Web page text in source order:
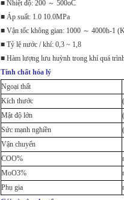
■ Nhiệt độ: 200 ～ 500oC
■ Áp suất: 1.0 10.0MPa
■ Vận tốc không gian: 1000 ～ 4000h-1
■ Tỷ lệ nước / khí: 0,3 ~ 1,8
■ Hàm lượng lưu huỳnh trong khí quá
Tính chất hóa lý
Ngoại thất
Kích thước
Mật độ lớn
Sức mạnh nghiền
Vận chuyển
COO%
MoO3%
Phụ gia